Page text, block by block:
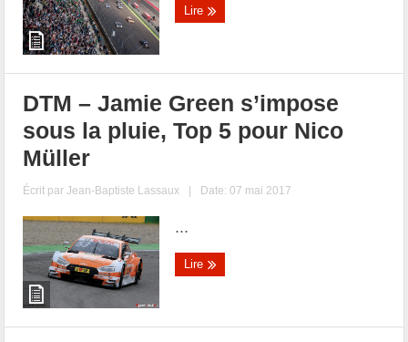
Lire
DTM – Jamie Green s’impose
sous la pluie, Top 5 pour Nico
Müller
Écrit parJean-Baptiste Lassaux | Date: 07 mai 2017
...
Lire